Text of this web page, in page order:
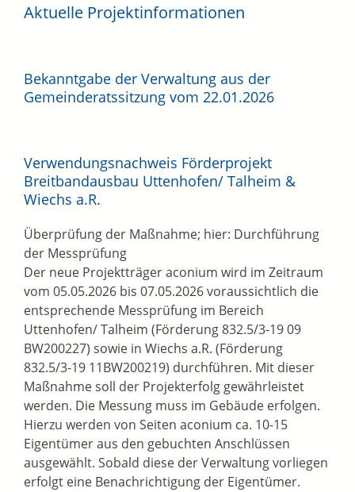
Aktuelle Projektinformationen
Bekanntgabe der Verwaltung aus der
Gemeinderatssitzung vom 22.01.2026
Verwendungsnachweis Förderprojekt
Breitbandausbau Uttenhofen/ Talheim &
Wiechs a.R.
Überprüfung der Maßnahme; hier: Durchführung
der Messprüfung
Der neue Projektträger aconium wird im Zeitraum
vom 05.05.2026 bis 07.05.2026 voraussichtlich die
entsprechende Messprüfung im Bereich
Uttenhofen/ Talheim (Förderung 832.5/3-19 09
BW200227) sowie in Wiechs a.R. (Förderung
832.5/3-19 11BW200219) durchführen. Mit dieser
Maßnahme soll der Projekterfolg gewährleistet
werden. Die Messung muss im Gebäude erfolgen.
Hierzu werden von Seiten aconium ca. 10-15
Eigentümer aus den gebuchten Anschlüssen
ausgewählt. Sobald diese der Verwaltung vorliegen
erfolgt eine Benachrichtigung der Eigentümer.